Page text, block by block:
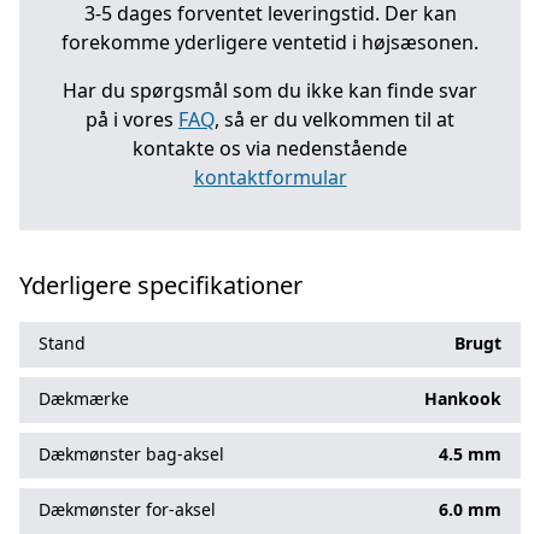
3-5 dages forventet leveringstid. Der kan
forekomme yderligere ventetid i højsæsonen.
Har du spørgsmål som du ikke kan finde svar
på i vores FAQ, så er du velkommen til at
kontakte os via nedenstående
kontaktformular
Yderligere specifikationer
Stand Brugt
Dækmærke Hankook
Dækmønster bag-aksel 4.5 mm
Dækmønster for-aksel 6.0 mm